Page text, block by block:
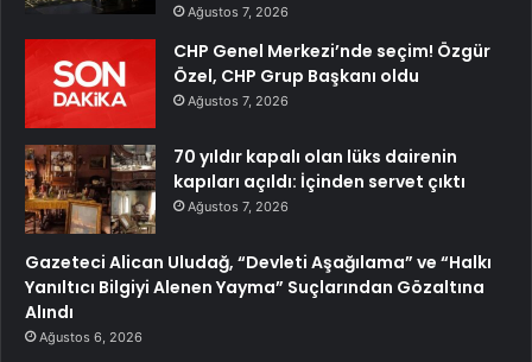
Ağustos 7, 2026
CHP Genel Merkezi’nde seçim! Özgür
Özel, CHP Grup Başkanı oldu
Ağustos 7, 2026
70 yıldır kapalı olan lüks dairenin
kapıları açıldı: İçinden servet çıktı
Ağustos 7, 2026
Gazeteci Alican Uludağ, “Devleti Aşağılama” ve “Halkı
Yanıltıcı Bilgiyi Alenen Yayma” Suçlarından Gözaltına
Alındı
Ağustos 6, 2026